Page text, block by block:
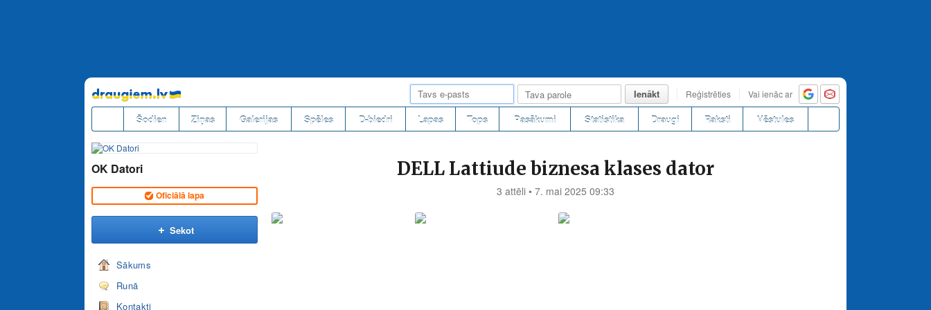
Pāriet
uz
saturu
Ienākt Reģistrēties Vai ienāc ar
Šodien Ziņas Galerijas Spēles D-biedri Lapas Tops Pasākumi Statistika Draugi Raksti Vēstules
OK Datori
Oficiālā lapa
Sekot
Sākums
Runā
Kontakti
DELL Lattiude biznesa klases dator
3 attēli • 7. mai 2025 09:33